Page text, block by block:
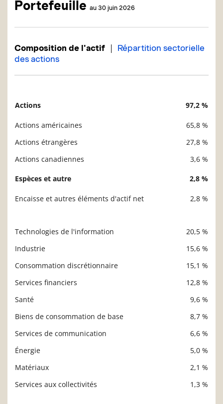
Portefeuille au 30 juin 2026
Composition de l'actif | Répartition sectorielle
des actions
Actions 97,2 %
Actions américaines
65,8 %
Actions étrangères
27,8 %
Actions canadiennes
3,6 %
Espèces et autre 2,8 %
Encaisse et autres éléments d'actif net 2,8 %
Technologies de l'information
20,5 %
Industrie
15,6 %
Consommation discrétionnaire
15,1 %
Services financiers
12,8 %
Santé
9,6 %
Biens de consommation de base
8,7 %
Services de communication
6,6 %
Énergie
5,0 %
Matériaux
2,1 %
Services aux collectivités
1,3 %